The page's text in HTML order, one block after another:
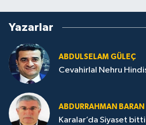
Yazarlar
ABDULSELAM GÜLEÇ
Cevahirlal Nehru
ABDURRAHMAN BARAN
Karalar’da Siyaset